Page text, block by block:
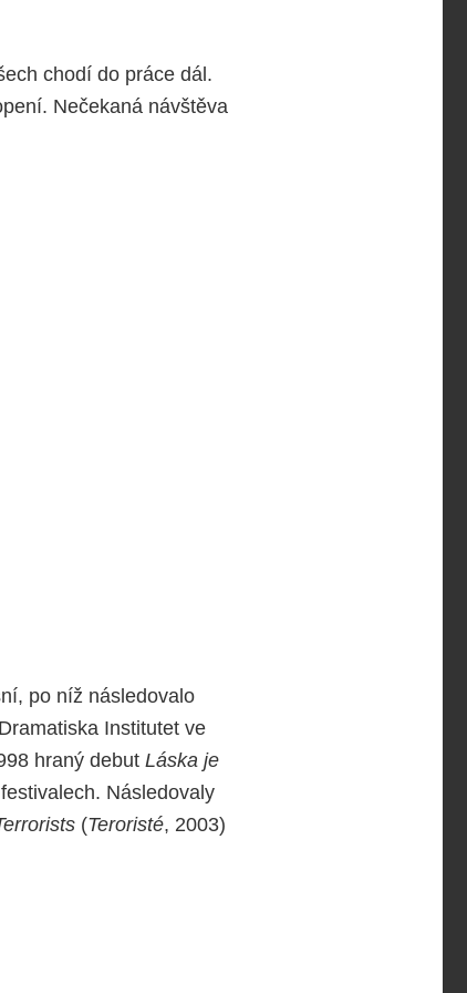
chodí do práce dál.
Nečekaná návštěva
po níž následovalo
Institutet ve
hraný debut Láska je
Následovaly
(Teroristé, 2003)